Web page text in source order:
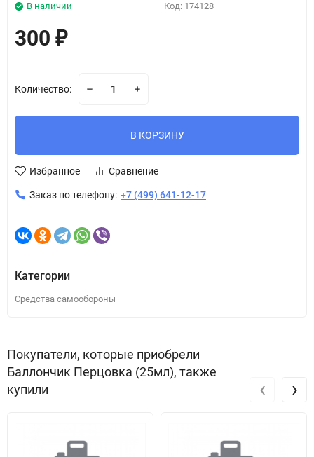
Код: 174128
В наличии
300 ₽
Количество:
В КОРЗИНУ
Избранное Сравнение
Заказ по телефону: +7 (499) 641-12-17
Категории
Средства самообороны
Покупатели, которые приобрели
Баллончик Перцовка (25мл), также
купили
‹ ›